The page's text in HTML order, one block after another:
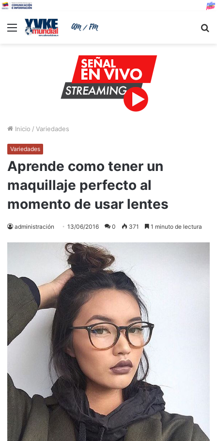
Menu
Inicio / Variedades
Variedades
Aprende como tener un
maquillaje perfecto al
momento de usar lentes
administración 13/06/2016 0 371 1 minuto de lectura